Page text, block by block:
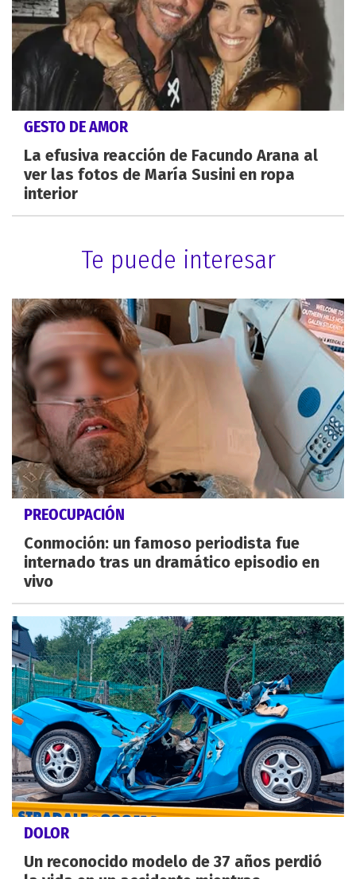
GESTO DE AMOR
La efusiva reacción de Facundo Arana al
ver las fotos de María Susini en ropa
interior
Te puede interesar
PREOCUPACIÓN
Conmoción: un famoso periodista fue
internado tras un dramático episodio en
vivo
DOLOR
Un reconocido modelo de 37 años perdió